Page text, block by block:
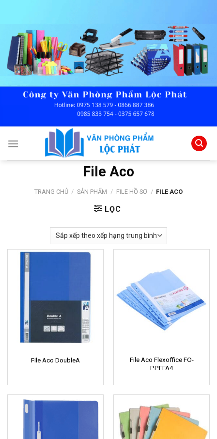
content
File Aco
TRANG CHỦ / SẢN PHẨM / FILE HỒ SƠ / FILE ACO
LỌC
File Aco DoubleA
File Aco Flexoffice FO-
PPFFA4